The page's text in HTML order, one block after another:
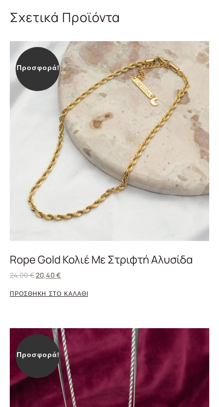
Σχετικά Προϊόντα
Προσφορά!
Rope Gold Κολιέ Με Στριφτή Αλυσίδα
24,00€20,40€
ΠΡΟΣΘΗΚΗ ΣΤΟ ΚΑΛΑΘΙ
Προσφορά!